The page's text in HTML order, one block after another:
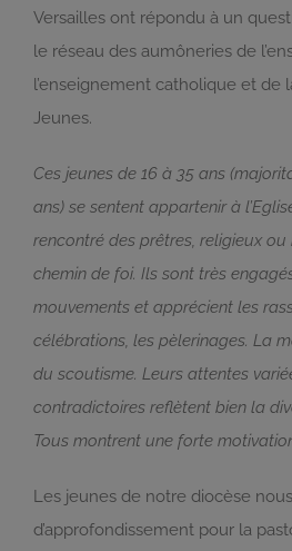
Versailles ont répondu à un
le réseau des aumôneries de
l’enseignement catholique et de
Jeunes.
Ces jeunes de 16 à 35 ans
ans) se sentent appartenir à
rencontré des prêtres, religieux
chemin de foi. Ils sont très
mouvements et apprécient les
célébrations, les pèlerinages. La
du scoutisme. Leurs attentes
contradictoires reflètent bien la
Tous montrent une forte
Les jeunes de notre diocèse
d’approfondissement pour la